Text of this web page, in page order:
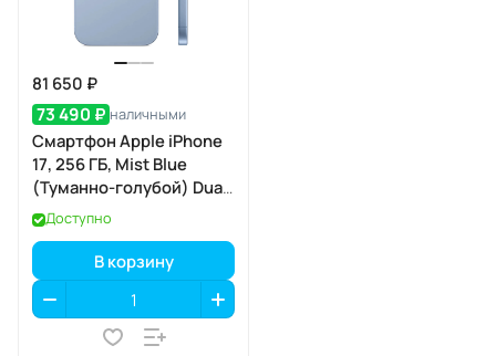
81 650 ₽
73 490 ₽ наличными
Смартфон Apple iPhone
17, 256 ГБ, Mist Blue
(Туманно-голубой) Dual
eSIM
Доступно
В корзину